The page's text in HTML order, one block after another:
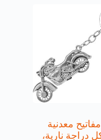
معدنية
دراجة نارية،